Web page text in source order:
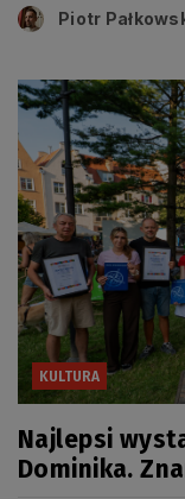
Piotr
KULTURA
Najlepsi
Dominika.